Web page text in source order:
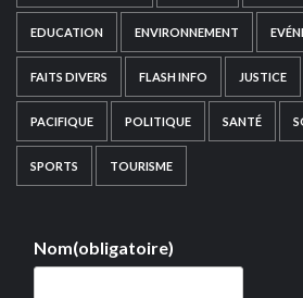
EDUCATION ENVIRONNEMENT
FAITS DIVERS FLASH INFO JUSTICE
PACIFIQUE POLITIQUE SANTÉ
SPORTS TOURISME
Nom(obligatoire)